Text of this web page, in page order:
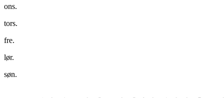
ons.
tors.
fre.
lør.
søn.